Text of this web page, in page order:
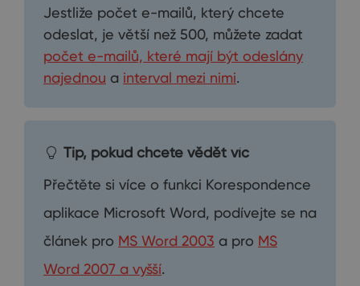
Jestliže počet e-mailů, který chcete
odeslat, je větší než 500, můžete zadat
počet e-mailů, které mají být odeslány
najednou a interval mezi nimi.
Tip, pokud chcete vědět víc
Přečtěte si více o funkci Korespondence
aplikace Microsoft Word, podívejte se na
článek pro MS Word 2003 a pro MS
Word 2007 a vyšší.